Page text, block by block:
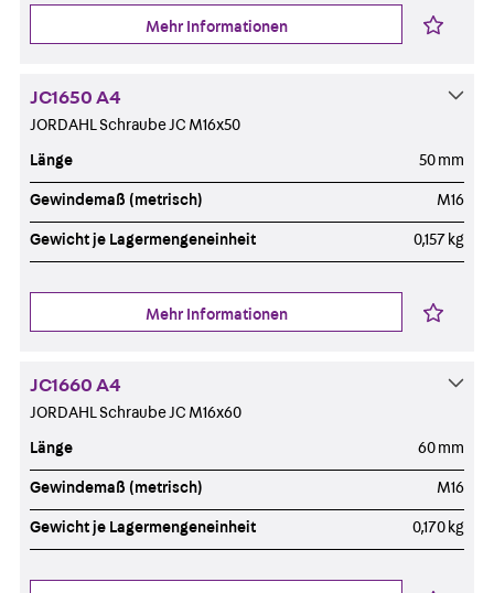
Mehr Informationen
JC1650 A4
JORDAHL Schraube JC M16x50
Länge 50 mm
Gewindemaß (metrisch) M16
Gewicht je Lagermengeneinheit 0,157 kg
Mehr Informationen
JC1660 A4
JORDAHL Schraube JC M16x60
Länge 60 mm
Gewindemaß (metrisch) M16
Gewicht je Lagermengeneinheit 0,170 kg